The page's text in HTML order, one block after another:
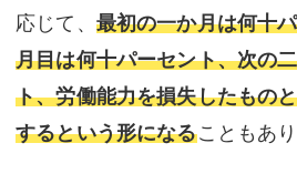
応じて、 最初の一か月は何十
月目は何十パーセント、次の
ト、労働能力を損失したもの
するという形になることもあり